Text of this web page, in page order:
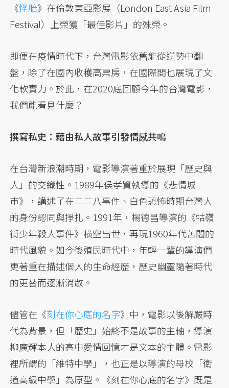
《怪胎》在倫敦東亞影展（London East Asia Film
Festival）上榮獲「最佳影片」的殊榮。
即便在疫情時代下，台灣電影依舊能從逆勢中翻
盤，除了在國內收穫高票房，在國際間也展現了文
化軟實力。於此，在2020底回顧今年的台灣電影，
我們能看見什麼？
撰寫私史：藉由私人故事引發情感共鳴
在台灣新浪潮時期，電影導演著重於展現「歷史與
人」的交織性。1989年侯孝賢執導的《悲情城
市》，講述了在二二八事件、白色恐怖時期台灣人
的身份認同與掙扎。1991年，楊德昌導演的《牯嶺
街少年殺人事件》橫空出世，再現1960年代苦悶的
時代風貌。如今後殖民時代中，年輕一輩的導演們
更著重在描述個人的生命經歷，歷史幽靈隨著時代
的更替而逐漸消散。
儘管在《刻在你心底的名字》中，電影以後解嚴時
代為背景，但「歷史」始終不是故事的主軸，導演
柳廣輝本人的高中愛情回憶才是文本的主體。電影
裡所謂的「維特中學」，也正是以導演的母校「衛
道高級中學」為原型。《刻在你心底的名字》既是